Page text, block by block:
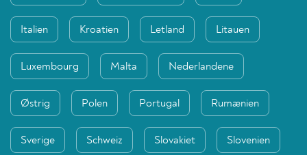
Italien Kroatien Letland Litauen
Luxembourg Malta Nederlandene
Østrig Polen Portugal Rumænien
Sverige Schweiz Slovakiet Slovenien